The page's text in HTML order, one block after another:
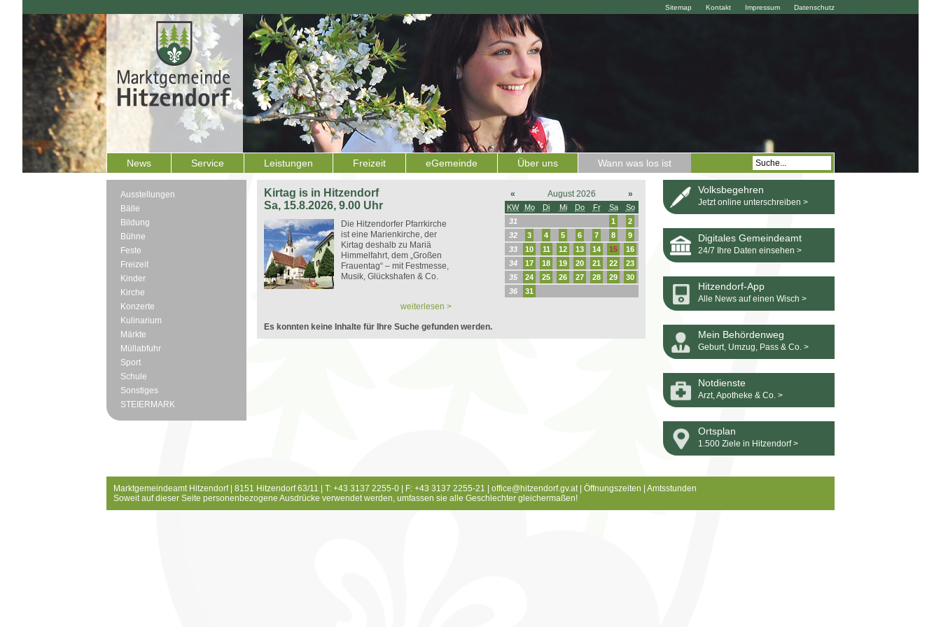
Datenschutz
Impressum
Kontakt
Sitemap
News Service Leistungen Freizeit eGemeinde Über uns Wann was los ist
Ausstellungen
Bälle
Bildung
Bühne
Feste
Freizeit
Kinder
Kirche
Konzerte
Kulinarium
Märkte
Müllabfuhr
Sport
Schule
Sonstiges
STEIERMARK
Kirtag is in Hitzendorf
Sa, 15.8.2026, 9.00 Uhr
Die Hitzendorfer Pfarrkirche
ist eine Marienkirche, der
Kirtag deshalb zu Mariä
Himmelfahrt, dem „Großen
Frauentag“ – mit Festmesse,
Musik, Glückshafen & Co.
weiterlesen >
« August 2026 »
KW Mo Di Mi Do Fr Sa
So
31
1
2
32
3 4 5 6 7 8
9
33
10 11 12 13 14 15
16
34
17 18 19 20 21 22
23
35
24 25 26 27 28 29
30
36
31
Es konnten keine Inhalte für Ihre Suche gefunden werden.
Volksbegehren
Jetzt online unterschreiben >
Digitales Gemeindeamt
24/7 Ihre Daten einsehen >
Hitzendorf-App
Alle News auf einen Wisch >
Mein Behördenweg
Geburt, Umzug, Pass & Co. >
Notdienste
Arzt, Apotheke & Co. >
Ortsplan
1.500 Ziele in Hitzendorf >
Marktgemeindeamt Hitzendorf | 8151 Hitzendorf 63/11 | T: +43 3137 2255-0 | F: +43 3137 2255-21 | office@hitzendorf.gv.at| Öffnungszeiten
Amtsstunden
Soweit auf dieser Seite personenbezogene Ausdrücke verwendet werden, umfassen sie alle Geschlechter gleichermaßen!